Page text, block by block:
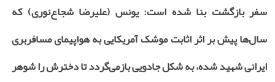
سفر بازگشت بنا شده است: یونس (علیرضا شجاع‌نوری) که
سال‌ها پیش بر اثر اثابت موشک آمریکایی به هواپیمای مسافربری
ایرانی شهید شده، به شکل جادویی بازمی‌گردد تا دخترش را شوهر